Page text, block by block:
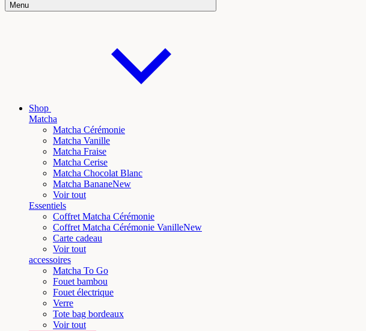
Menu
Shop
Matcha
Matcha Cérémonie
Matcha Vanille
Matcha Fraise
Matcha Cerise
Matcha Chocolat Blanc
Matcha BananeNew
Voir tout
Essentiels
Coffret Matcha Cérémonie
Coffret Matcha Cérémonie VanilleNew
Carte cadeau
Voir tout
accessoires
Matcha To Go
Fouet bambou
Fouet électrique
Verre
Tote bag bordeaux
Voir tout